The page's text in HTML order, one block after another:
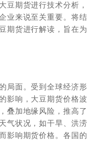
豆期货进行技术分析，
业来说至关重要。将结
期货进行解读，旨在为
局面。受到全球经济形
影响，大豆期货价格波
叠加地缘风险，推高了
气状况，如干旱、洪涝
影响期货价格。各国的